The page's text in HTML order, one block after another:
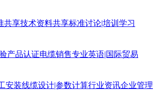
共享技术资料共享标准讨论|培训学习
产品认证电缆销售专业英语|国际贸易
安装线缆设计|参数计算行业资讯企业管理